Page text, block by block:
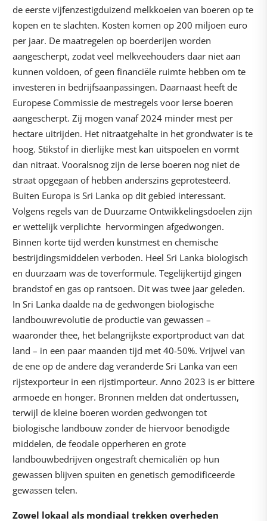
de eerste vijfenzestigduizend melkkoeien van boeren op te
kopen en te slachten. Kosten komen op 200 miljoen euro
per jaar. De maatregelen op boerderijen worden
aangescherpt, zodat veel melkveehouders daar niet aan
kunnen voldoen, of geen financiële ruimte hebben om te
investeren in bedrijfsaanpassingen. Daarnaast heeft de
Europese Commissie de mestregels voor Ierse boeren
aangescherpt. Zij mogen vanaf 2024 minder mest per
hectare uitrijden. Het nitraatgehalte in het grondwater is te
hoog. Stikstof in dierlijke mest kan uitspoelen en vormt
dan nitraat. Vooralsnog zijn de Ierse boeren nog niet de
straat opgegaan of hebben anderszins geprotesteerd.
Buiten Europa is Sri Lanka op dit gebied interessant.
Volgens regels van de Duurzame Ontwikkelingsdoelen zijn
er wettelijk verplichte hervormingen afgedwongen.
Binnen korte tijd werden kunstmest en chemische
bestrijdingsmiddelen verboden. Heel Sri Lanka biologisch
en duurzaam was de toverformule. Tegelijkertijd gingen
brandstof en gas op rantsoen. Dit was twee jaar geleden.
In Sri Lanka daalde na de gedwongen biologische
landbouwrevolutie de productie van gewassen –
waaronder thee, het belangrijkste exportproduct van dat
land – in een paar maanden tijd met 40-50%. Vrijwel van
de ene op de andere dag veranderde Sri Lanka van een
rijstexporteur in een rijstimporteur. Anno 2023 is er bittere
armoede en honger. Bronnen melden dat ondertussen,
terwijl de kleine boeren worden gedwongen tot
biologische landbouw zonder de hiervoor benodigde
middelen, de feodale opperheren en grote
landbouwbedrijven ongestraft chemicaliën op hun
gewassen blijven spuiten en genetisch gemodificeerde
gewassen telen.
Zowel lokaal als mondiaal trekken overheden